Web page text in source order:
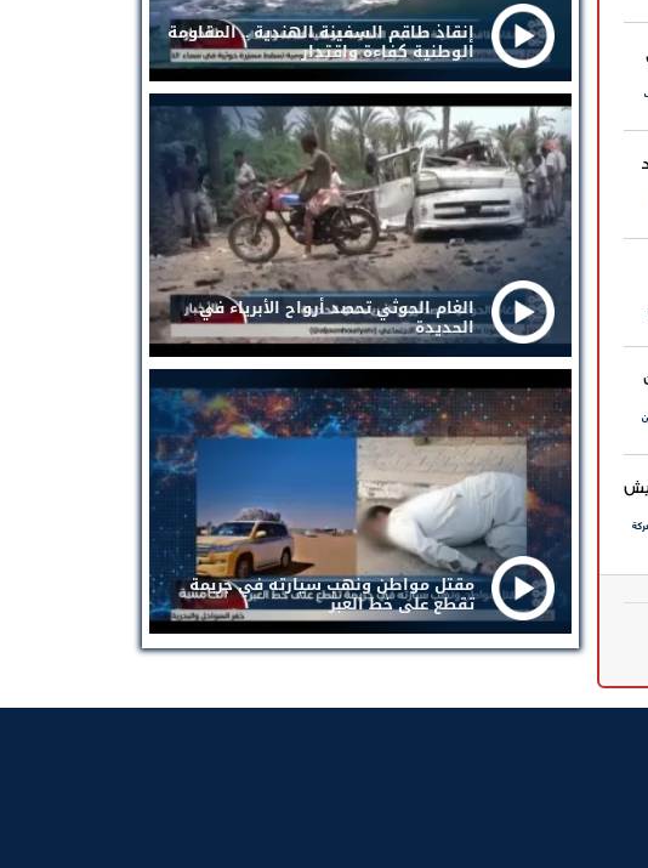
إنقاذ طاقم السفينة الهندية .. المقاومة
الوطنية كفاءة واقتدار
الغام الحوثي تحصد أرواح الأبرياء في
الحديدة
مقتل مواطن ونهب سيارته في جريمة
تقطع على خط العبر